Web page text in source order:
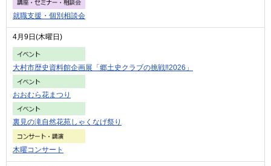
就職支援・個別相談会
4月9日(木曜日)
大村市歴史資料館企画展「郷土史クラブの挑戦‼2026」
おおむら花まつり
裏見の滝自然花苑しゃくなげ祭り
木曜コンサート